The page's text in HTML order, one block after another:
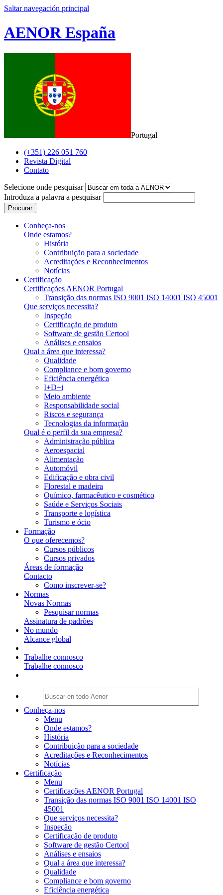
Saltar navegación principal
AENOR España
Portugal
(+351) 226 051 760
Revista Digital
Contato
Selecione onde pesquisar
Introduza a palavra a pesquisar
Procurar
Conheça-nos
Onde estamos?
História
Contribuição para a sociedade
Acreditações e Reconhecimentos
Notícias
Certificação
Certificações AENOR Portugal
Transição das normas ISO 9001 ISO 14001 ISO 45001
Que serviços necessita?
Inspeção
Certificação de produto
Software de gestão Certool
Análises e ensaios
Qual a área que interessa?
Qualidade
Compliance e bom governo
Eficiência energética
I+D+i
Meio ambiente
Responsabilidade social
Riscos e segurança
Tecnologias da informação
Qual é o perfil da sua empresa?
Administração pública
Aeroespacial
Alimentação
Automóvil
Edificação e obra civil
Florestal e madeira
Químico, farmacêutico e cosmético
Saúde e Serviços Sociais
Transporte e logística
Turismo e ócio
Formação
O que oferecemos?
Cursos públicos
Cursos privados
Áreas de formação
Contacto
Como inscrever-se?
Normas
Novas Normas
Pesquisar normas
Assinatura de padrões
No mundo
Alcance global
Trabalhe connosco
Trabalhe connosco
Conheça-nos
Menu
Onde estamos?
História
Contribuição para a sociedade
Acreditações e Reconhecimentos
Notícias
Certificação
Menu
Certificações AENOR Portugal
Transição das normas ISO 9001 ISO 14001 ISO
45001
Que serviços necessita?
Inspeção
Certificação de produto
Software de gestão Certool
Análises e ensaios
Qual a área que interessa?
Qualidade
Compliance e bom governo
Eficiência energética